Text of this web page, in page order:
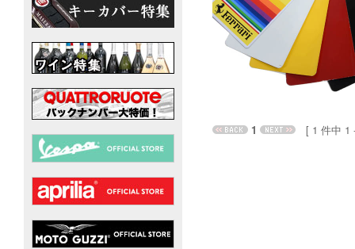
1 [ 1 件中 1